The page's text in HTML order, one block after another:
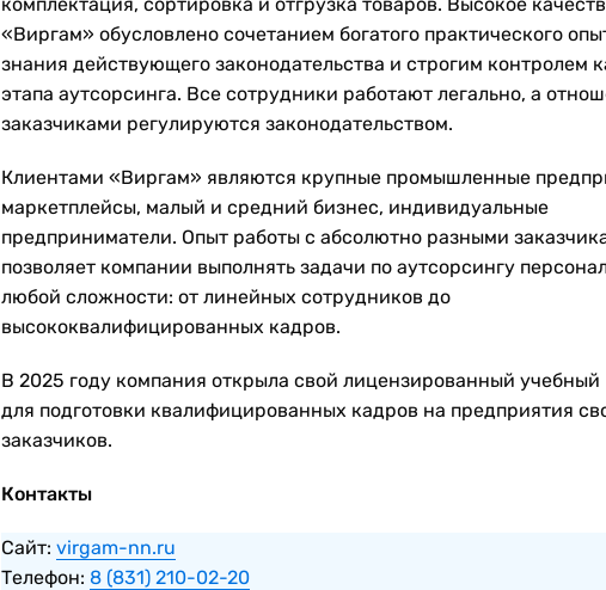
«Виргам» обусловлено сочетанием богатого практического
знания действующего законодательства и строгим контролем
этапа аутсорсинга. Все сотрудники работают легально, а
заказчиками регулируются законодательством.
Клиентами «Виргам» являются крупные промышленные
маркетплейсы, малый и средний бизнес, индивидуальные
предприниматели. Опыт работы с абсолютно разными
позволяет компании выполнять задачи по аутсорсингу
любой сложности: от линейных сотрудников до
высококвалифицированных кадров.
В 2025 году компания открыла свой лицензированный учебный
для подготовки квалифицированных кадров на предприятия
заказчиков.
Контакты
Сайт: virgam-nn.ru
Телефон: 8 (831) 210-02-20